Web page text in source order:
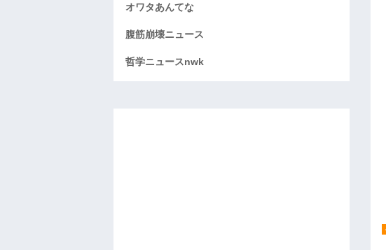
オワタあんてな
腹筋崩壊ニュース
哲学ニュースnwk